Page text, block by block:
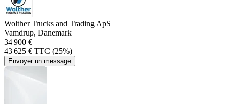
Wolther Trucks and Trading ApS
Vamdrup, Danemark
34 900 €
43 625 € TTC (25%)
Envoyer un message